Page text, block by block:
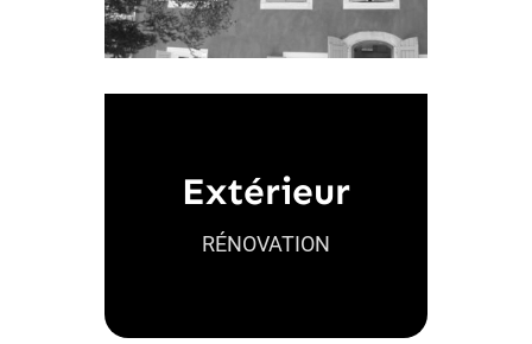
Extérieur
RÉNOVATION
– Nettoyage façade –